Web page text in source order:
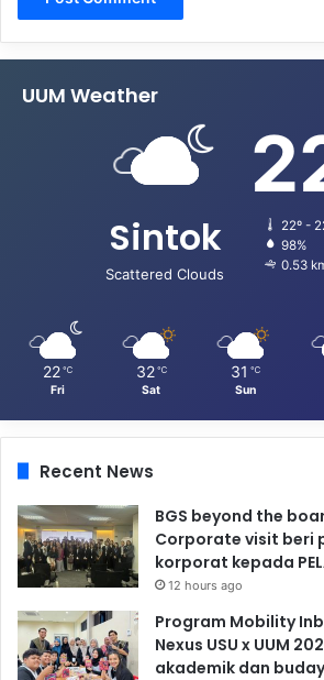
UUM Weather
Sintok
Scattered Clouds
22º -
98%
0.53
22 ℃
Fri
32 ℃
Sat
31 ℃
Sun
Recent News
BGS beyond the
Corporate visit beri
korporat kepada
12 hours ago
Program Mobility
Nexus USU x UUM
akademik dan